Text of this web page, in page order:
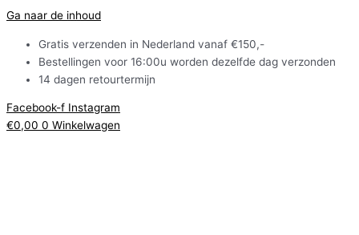
Ga naar de inhoud
Gratis verzenden in Nederland vanaf €150,-
Bestellingen voor 16:00u worden dezelfde dag verzonden
14 dagen retourtermijn
Facebook-f Instagram
€0,00 0 Winkelwagen